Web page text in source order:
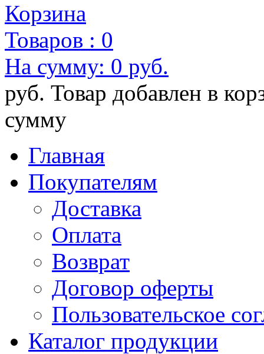
Корзина
Товаров : 0
На сумму: 0 руб.
руб. Товар добавлен в
сумму
Главная
Покупателям
Доставка
Оплата
Возврат
Договор оферты
Пользовательское
Каталог продукции